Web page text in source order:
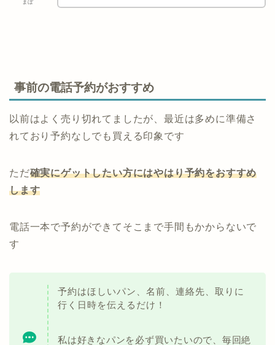
まぼ
事前の電話予約がおすすめ
以前はよく売り切れてましたが、最近は多めに準備さ
れており予約なしでも買える印象です
ただ確実にゲットしたい方にはやはり予約をおすすめ
します
電話一本で予約ができてそこまで手間もかからないで
す
予約はほしいパン、名前、連絡先、取りに
行く日時を伝えるだけ！
私は好きなパンを必ず買いたいので、毎回絶